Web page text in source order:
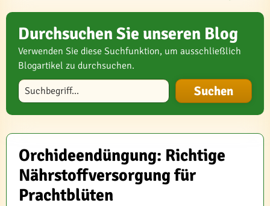
Durchsuchen Sie unseren Blog
Verwenden Sie diese Suchfunktion, um ausschließlich
Blogartikel zu durchsuchen.
Blog durchsuchen
Orchideendüngung: Richtige
Nährstoffversorgung für
Prachtblüten